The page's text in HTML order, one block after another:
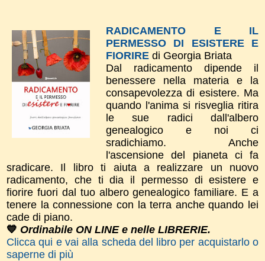
RADICAMENTO E IL
PERMESSO DI ESISTERE E
FIORIRE di Georgia Briata
Dal radicamento dipende il
benessere nella materia e la
consapevolezza di esistere. Ma
quando l'anima si risveglia ritira
le sue radici dall'albero
genealogico e noi ci
sradichiamo. Anche
l'ascensione del pianeta ci fa
sradicare. Il libro ti aiuta a realizzare un nuovo
radicamento, che ti dia il permesso di esistere e
fiorire fuori dal tuo albero genealogico familiare. E a
tenere la connessione con la terra anche quando lei
cade di piano.
💙 Ordinabile ON LINE e nelle LIBRERIE.
Clicca qui e vai alla scheda del libro per acquistarlo o
saperne di più